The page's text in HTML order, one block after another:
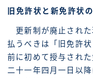
旧免許状と新免許状
更新制が廃止された
払うべきは「旧免許
前に初めて授与され
二十一年四月一日以